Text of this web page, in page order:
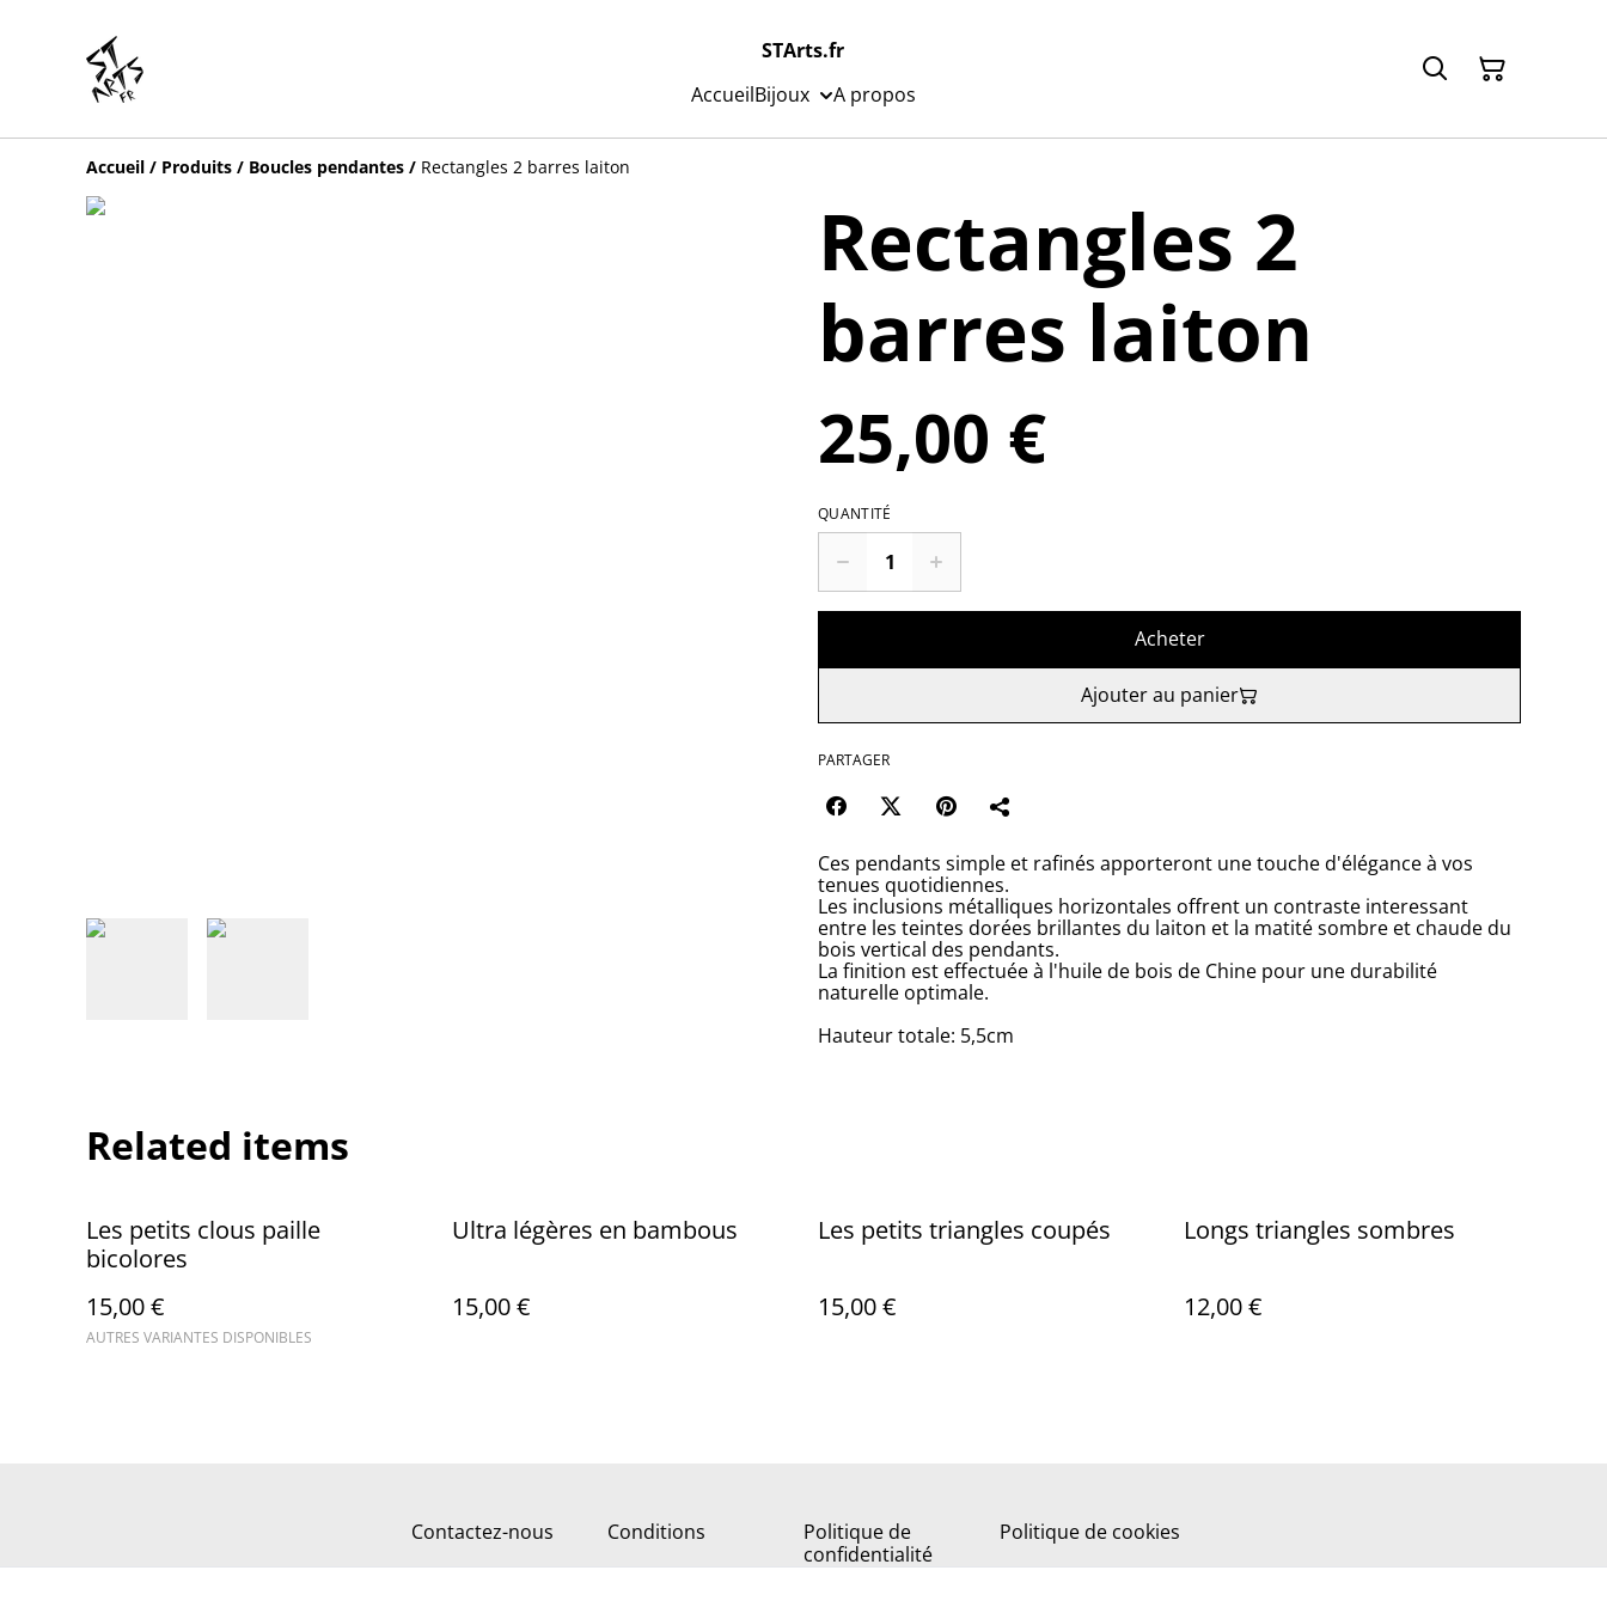
STArts.fr
AccueilBijoux A propos
Accueil / Produits / Boucles pendantes / Rectangles 2 barres laiton
Rectangles 2
barres laiton
25,00 €
QUANTITÉ
Acheter
Ajouter au panier
PARTAGER
Ces pendants simple et rafinés apporteront une touche d'élégance à vos
tenues quotidiennes.
Les inclusions métalliques horizontales offrent un contraste interessant
entre les teintes dorées brillantes du laiton et la matité sombre et chaude du
bois vertical des pendants.
La finition est effectuée à l'huile de bois de Chine pour une durabilité
naturelle optimale.
Hauteur totale: 5,5cm
Related items
Les petits clous paille
bicolores
15,00 €
AUTRES VARIANTES DISPONIBLES
Ultra légères en bambous
15,00 €
Les petits triangles coupés
15,00 €
Longs triangles sombres
12,00 €
Contactez-nous Conditions
Politique de
confidentialité
Politique de cookies